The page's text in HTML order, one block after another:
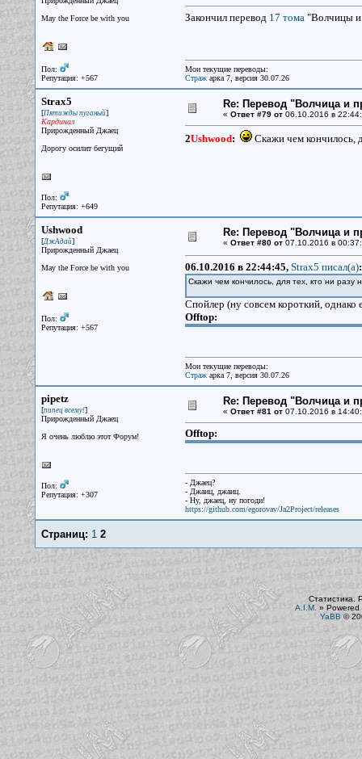
May the Force be with you
Пол:
Репутация: +567
Закончил перевод 17 тома"Волчицы и
Мои текущие переводы:
Стражарка 7, версия 30.07.26
Strax5
[Пятижды пуганый]
Кардинал
Прирожденный Джаец
Дорогу осилит бегущий
Пол:
Репутация: +649
Re: Перевод "Волчица и
« Ответ #79 от06.10.2016 в
2Ushwood: Скажи чем кончилось,
Ushwood
[ДжАдай]
Прирожденный Джаец
May the Force be with you
Пол:
Репутация: +567
Re: Перевод "Волчица и
« Ответ #80 от07.10.2016 в
06.10.2016 в 22:44:45, Strax5 писал(a):
Скажи чем кончилось, для тех, кто ни разу
Спойлер (ну совсем короткий, однако
Offtop:
Мои текущие переводы:
Стражарка 7, версия 30.07.26
pipetz
[пипец всему!]
Прирожденный Джаец
Я очень люблю этот Форум!
Пол:
Репутация: +307
Re: Перевод "Волчица и
« Ответ #81 от07.10.2016 в
Offtop:
- Джаец?
- Джаиц, джаиц.
- Ну, джаец, ну погоди!
https://github.com/egorovav/Ja2Project/releases
Страниц: 1 2
Статистика.
A.I.M. » Powered
YaBB ©